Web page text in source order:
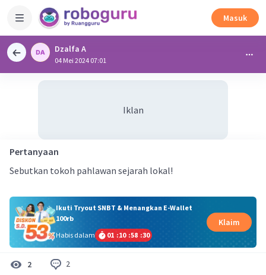
Masuk
Dzalfa A
04 Mei 2024 07:01
Iklan
Pertanyaan
Sebutkan tokoh pahlawan sejarah lokal!
Ikuti Tryout SNBT & Menangkan E-Wallet
100rb
Habis dalam
01 :10 :58 :30
Klaim
2 2